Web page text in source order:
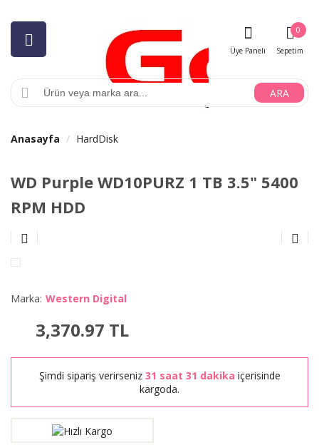
ARA
Üye Paneli Sepetim
0
Anasayfa HardDisk
WD Purple WD10PURZ 1 TB 3.5" 5400
RPM HDD
Marka: Western Digital
3,370.97 TL
Şimdi sipariş verirseniz 31 saat 31 dakika içerisinde
kargoda.